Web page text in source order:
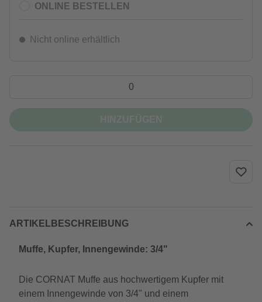
ONLINE BESTELLEN
Nicht online erhältlich
ARTIKELBESCHREIBUNG
Muffe, Kupfer, Innengewinde: 3/4"
Die CORNAT Muffe aus hochwertigem Kupfer mit
einem Innengewinde von 3/4" und einem